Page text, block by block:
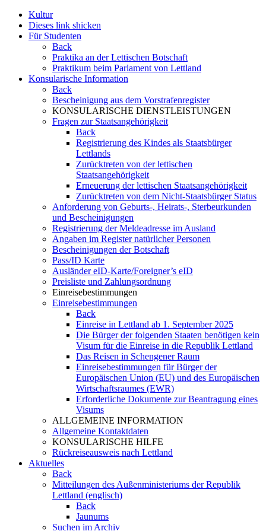
Kultur
Dieses link shicken
Für Studenten
Back
Praktika an der Lettischen Botschaft
Praktikum beim Parlament von Lettland
Konsularische Information
Back
Bescheinigung aus dem Vorstrafenregister
KONSULARISCHE DIENSTLEISTUNGEN
Fragen zur Staatsangehörigkeit
Back
Registrierung des Kindes als Staatsbürger
Lettlands
Zurücktreten von der lettischen
Staatsangehörigkeit
Erneuerung der lettischen Staatsangehörigkeit
Zurücktreten von dem Nicht-Staatsbürger Status
Anforderung von Geburts-, Heirats-, Sterbeurkunden
und Bescheinigungen
Registrierung der Meldeadresse im Ausland
Angaben im Register natürlicher Personen
Bescheinigungen der Botschaft
Pass/ID Karte
Ausländer eID-Karte/Foreigner’s eID
Preisliste und Zahlungsordnung
Einreisebestimmungen
Einreisebestimmungen
Back
Einreise in Lettland ab 1. September 2025
Die Bürger der folgenden Staaten benötigen kein
Visum für die Einreise in die Republik Lettland
Das Reisen in Schengener Raum
Einreisebestimmungen für Bürger der
Europäischen Union (EU) und des Europäischen
Wirtschaftsraumes (EWR)
Erforderliche Dokumente zur Beantragung eines
Visums
ALLGEMEINE INFORMATION
Allgemeine Kontaktdaten
KONSULARISCHE HILFE
Rückreiseausweis nach Lettland
Aktuelles
Back
Mitteilungen des Außenministeriums der Republik
Lettland (englisch)
Back
Jaunums
Suchen im Archiv